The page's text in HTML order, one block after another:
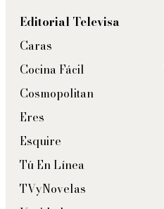
Editorial Televisa
Caras
Cocina Fácil
Cosmopolitan
Eres
Esquire
Tú En Línea
TVyNovelas